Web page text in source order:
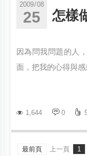
怎樣
2009/08
25
因為問我問題的人
面，把我的心得與
1,644 0
最前頁 上一頁 1